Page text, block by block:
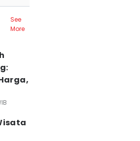
See
More